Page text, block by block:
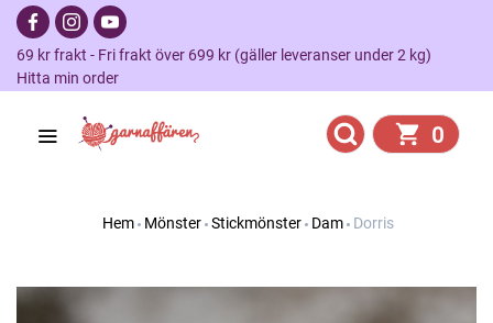
69 kr frakt - Fri frakt över 699 kr (gäller leveranser under 2 kg)
Hitta min order
0
Hem Mönster Stickmönster Dam Dorris